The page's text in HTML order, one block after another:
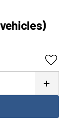
vehicles)
+